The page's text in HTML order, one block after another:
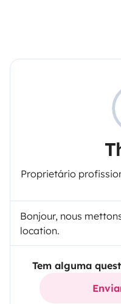
Proprietário
Bonjour, nous
location.
Tem alguma